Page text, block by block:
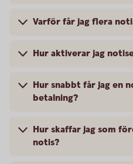
Varför får jag flera
Hur aktiverar jag
Hur snabbt får jag en
betalning?
Hur skaffar jag som
notis?